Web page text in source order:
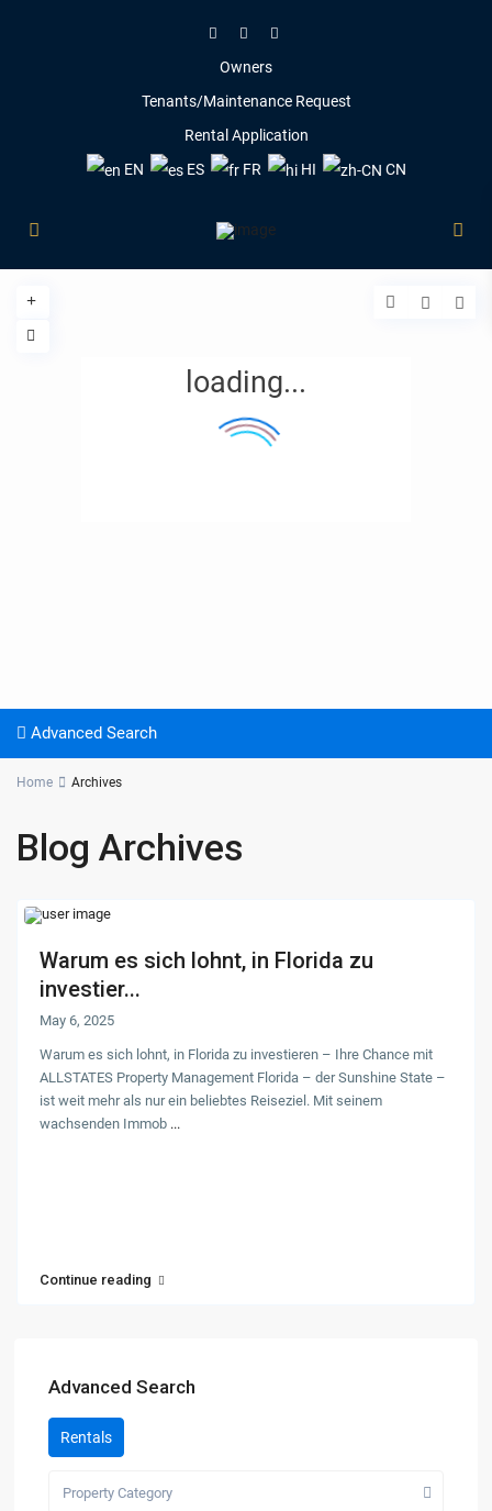
Owners
Tenants/Maintenance Request
Rental Application
EN
ES FR HI CN
loading...
Advanced Search
Home Archives
Blog Archives
Warum es sich lohnt, in Florida zu
investier...
May 6, 2025
Warum es sich lohnt, in Florida zu investieren – Ihre Chance mit
ALLSTATES Property Management Florida – der Sunshine State –
ist weit mehr als nur ein beliebtes Reiseziel. Mit seinem
wachsenden Immob ...
Continue reading
Advanced Search
Rentals
Property Category